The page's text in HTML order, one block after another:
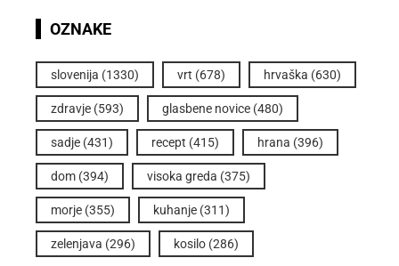
OZNAKE
slovenija (1330) vrt (678) hrvaška (630)
zdravje (593) glasbene novice (480)
sadje (431) recept (415) hrana (396)
dom (394) visoka greda (375)
morje (355) kuhanje (311)
zelenjava (296) kosilo (286)